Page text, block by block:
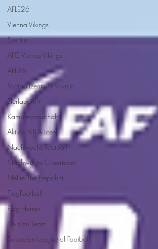
AFLE26
Vienna Vikings
Eventim
AFC Vienna Vikings
AFL26
Footballzentrum Ravelin
EierlaberlTV
Kampfmannschaft
Aktion BILLA-Lose
Nachwuchs Football
Nachwuchs Cheerteam
Nellie The Elepahnt
FlagFootball
Flag-Herren
Division Team
European League of Football